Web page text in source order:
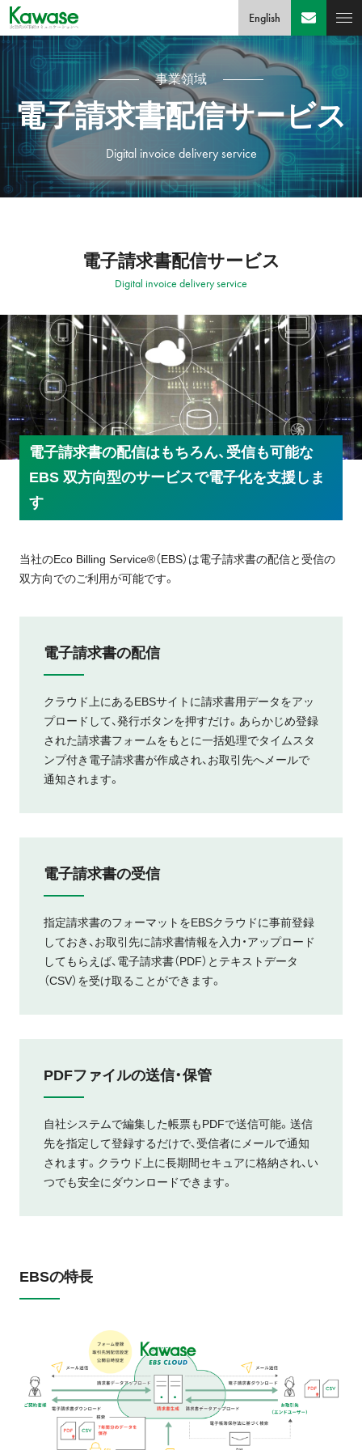
English
電子請求書配信サービス
Digital invoice delivery service
事業領域
電子請求書配信サービス
Digital invoice delivery service
電子請求書の配信はもちろん、受信も可能な
EBS 双方向型のサービスで電子化を支援しま
す
当社のEco Billing Service®（EBS）は電子請求書の配信と受信の
双方向でのご利用が可能です。
電子請求書の配信
クラウド上にあるEBSサイトに請求書用データをアッ
プロードして、発行ボタンを押すだけ。あらかじめ登録
された請求書フォームをもとに一括処理でタイムスタ
ンプ付き電子請求書が作成され、お取引先へメールで
通知されます。
電子請求書の受信
指定請求書のフォーマットをEBSクラウドに事前登録
しておき、お取引先に請求書情報を入力・アップロード
してもらえば、電子請求書（PDF）とテキストデータ
（CSV）を受け取ることができます。
PDFファイルの送信・保管
自社システムで編集した帳票もPDFで送信可能。送信
先を指定して登録するだけで、受信者にメールで通知
されます。クラウド上に長期間セキュアに格納され、い
つでも安全にダウンロードできます。
EBSの特長